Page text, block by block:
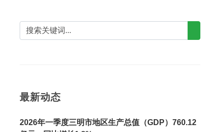
最新动态
2026年一季度三明市地区生产总值（GDP）760.12